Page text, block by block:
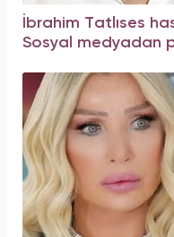
İbrahim Tatlıses
Sosyal medyadan